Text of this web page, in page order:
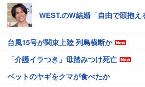
WEST.のW結婚「自由で頭抱え
台風15号が関東上陸 列島横断か
「介護イラつき」母踏みつけ死亡
ペットのヤギをクマが食べたか